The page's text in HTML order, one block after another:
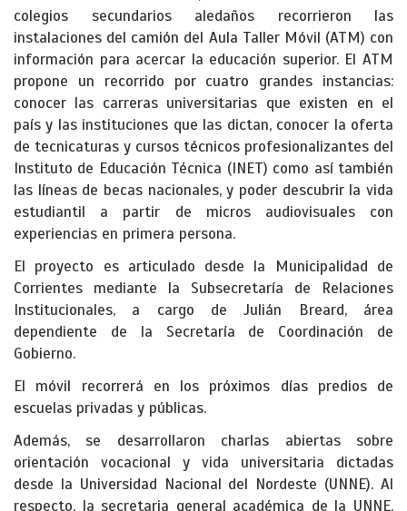
colegios secundarios aledaños recorrieron las
instalaciones del camión del Aula Taller Móvil (ATM) con
información para acercar la educación superior. El ATM
propone un recorrido por cuatro grandes instancias:
conocer las carreras universitarias que existen en el
país y las instituciones que las dictan, conocer la oferta
de tecnicaturas y cursos técnicos profesionalizantes del
Instituto de Educación Técnica (INET) como así también
las líneas de becas nacionales, y poder descubrir la vida
estudiantil a partir de micros audiovisuales con
experiencias en primera persona.
El proyecto es articulado desde la Municipalidad de
Corrientes mediante la Subsecretaría de Relaciones
Institucionales, a cargo de Julián Breard, área
dependiente de la Secretaría de Coordinación de
Gobierno.
El móvil recorrerá en los próximos días predios de
escuelas privadas y públicas.
Además, se desarrollaron charlas abiertas sobre
orientación vocacional y vida universitaria dictadas
desde la Universidad Nacional del Nordeste (UNNE). Al
respecto, la secretaria general académica de la UNNE,